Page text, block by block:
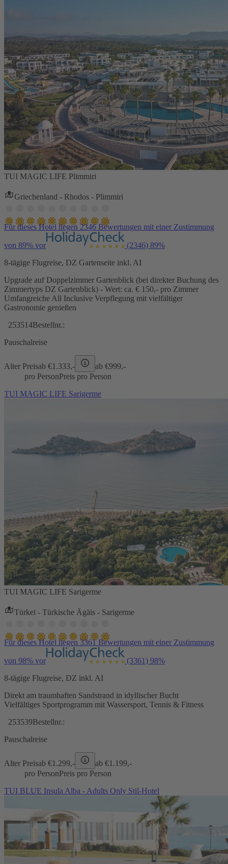
TUI MAGIC LIFE Plimmiri
Griechenland - Rhodos - Plimmiri
Für dieses Hotel liegen 2346 Bewertungen mit einer Zustimmung
von 89% vor (2346) 89%
8-tägige Flugreise, DZ Gartenseite inkl. AI
Upgrade auf Doppelzimmer Gartenblick (bei direkter Buchung des
Zimmertyps DZ Gartenblick) - Wert: ca. € 150,- pro Zimmer
Umfangreiche All Inclusive Verpflegung mit vielfältiger
Gastronomie genießen
253514Bestellnr.:
Pauschalreise
Alter Preisab €1.333,- ab €999,-
pro PersonPreis pro Person
TUI MAGIC LIFE Sarigerme
TUI MAGIC LIFE Sarigerme
Türkei - Türkische Ägäis - Sarigerme
Für dieses Hotel liegen 3361 Bewertungen mit einer Zustimmung
von 98% vor (3361) 98%
8-tägige Flugreise, DZ inkl. AI
Direkt am traumhaften Sandstrand in idyllischer Bucht
Vielfältiges Sportprogramm mit Wassersport, Tennis & Fitness
253539Bestellnr.:
Pauschalreise
Alter Preisab €1.299,- ab €1.199,-
pro PersonPreis pro Person
TUI BLUE Insula Alba - Adults Only Stil-Hotel